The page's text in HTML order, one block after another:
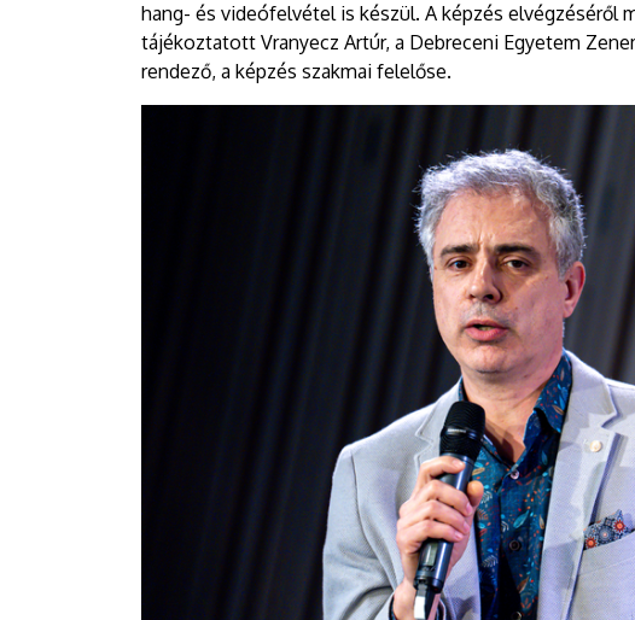
hang- és videófelvétel is készül. A képzés elvégzéséről
tájékoztatott Vranyecz Artúr, a Debreceni Egyetem
rendező, a képzés szakmai felelőse.